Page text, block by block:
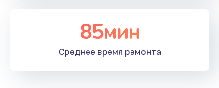
85мин
Среднее время ремонта